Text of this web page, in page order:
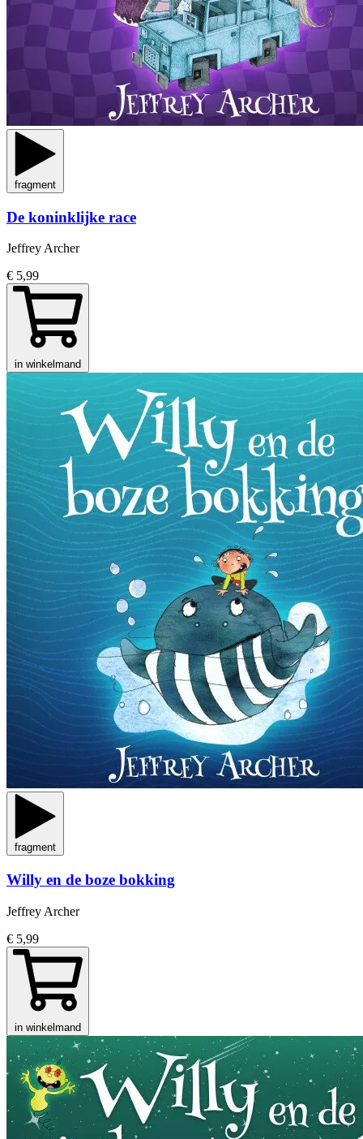
fragment
De koninklijke race
Jeffrey Archer
€ 5,99
in winkelmand
fragment
Willy en de boze bokking
Jeffrey Archer
€ 5,99
in winkelmand